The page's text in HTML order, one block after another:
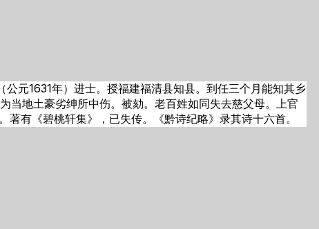
元1631年）进士。授福建福清县知县。到任三个月能知其乡
当地土豪劣绅所中伤。被劾。老百姓如同失去慈父母。上官
有《碧桃轩集》，已失传。《黔诗纪略》录其诗十六首。